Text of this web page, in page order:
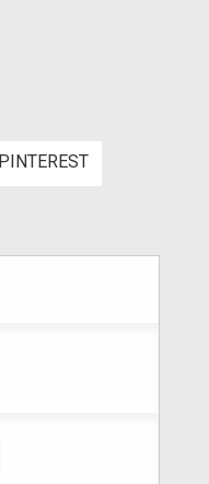
PINTEREST